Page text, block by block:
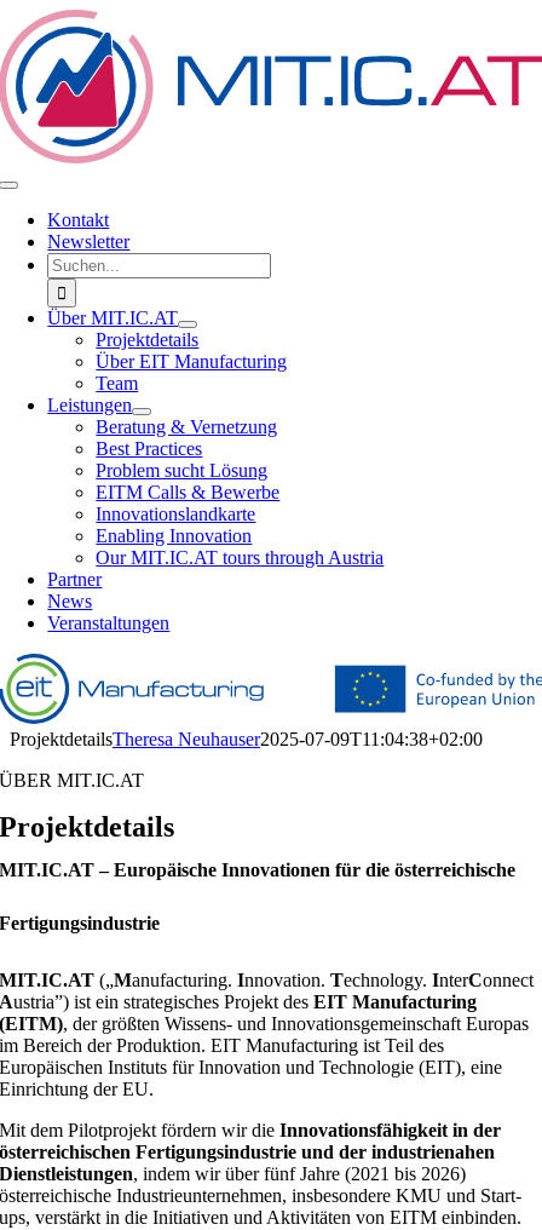
Zum
Inhalt
springen
Toggle
NavigationKontakt
Newsletter
Suche
nach:
Über MIT.IC.AT
Projektdetails
Über EIT Manufacturing
Team
Leistungen
Beratung & Vernetzung
Best Practices
Problem sucht Lösung
EITM Calls & Bewerbe
Innovationslandkarte
Enabling Innovation
Our MIT.IC.AT tours through Austria
Partner
News
Veranstaltungen
ProjektdetailsTheresa Neuhauser2025-07-09T11:04:38+02:00
ÜBER MIT.IC.AT
Projektdetails
MIT.IC.AT– Europäische Innovationen für die österreichische
Fertigungsindustrie
MIT.IC.AT(„Manufacturing.Innovation.Technology.InterConnect
Austria”) ist ein strategisches Projekt desEIT Manufacturing
(EITM), der größten Wissens- und Innovationsgemeinschaft Europas
im Bereich der Produktion. EIT Manufacturing ist Teil des
Europäischen Instituts für Innovation und Technologie (EIT), eine
Einrichtung der EU.
Mit dem Pilotprojekt fördern wir dieInnovationsfähigkeit in der
österreichischen Fertigungsindustrie und der industrienahen
Dienstleistungen, indem wir über fünf Jahre (2021 bis 2026)
österreichische Industrieunternehmen, insbesondere KMU und Start-
ups, verstärkt in die Initiativen und Aktivitäten von EITM einbinden.